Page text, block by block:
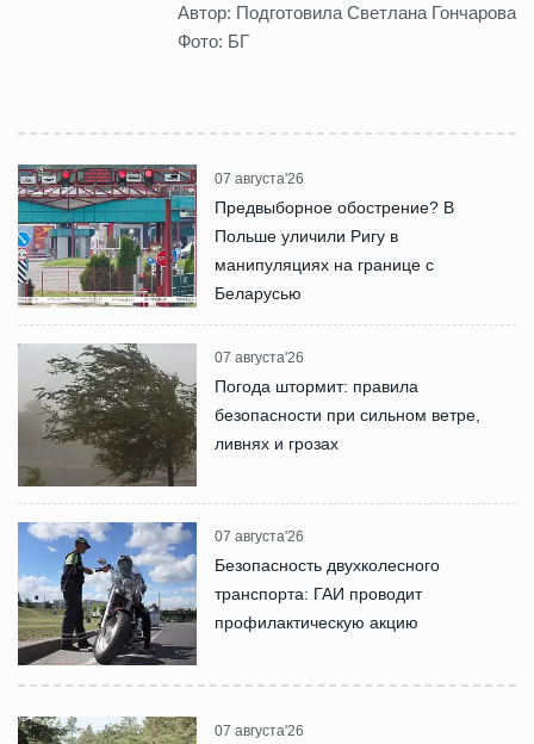
Автор: Подготовила Светлана Гончарова
Фото: БГ
07 августа'26
Предвыборное обострение? В
Польше уличили Ригу в
манипуляциях на границе с
Беларусью
07 августа'26
Погода штормит: правила
безопасности при сильном ветре,
ливнях и грозах
07 августа'26
Безопасность двухколесного
транспорта: ГАИ проводит
профилактическую акцию
07 августа'26